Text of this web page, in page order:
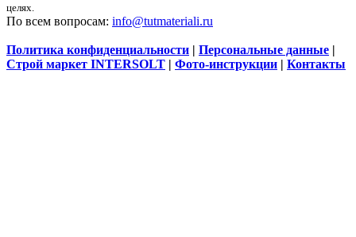
целях.
По всем вопросам: info@tutmateriali.ru
Политика конфиденциальности | Персональные данные |
Строй маркет INTERSOLT | Фото-инструкции | Контакты